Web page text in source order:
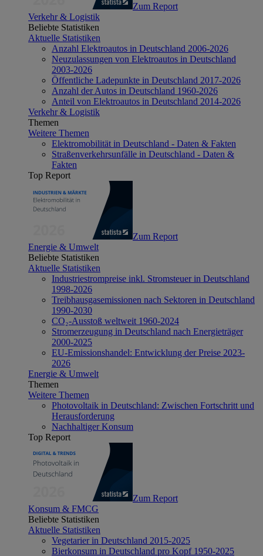
Zum Report
Verkehr & Logistik
Beliebte Statistiken
Aktuelle Statistiken
Anzahl Elektroautos in Deutschland 2006-2026
Neuzulassungen von Elektroautos in Deutschland
2003-2026
Öffentliche Ladepunkte in Deutschland 2017-2026
Anzahl der Autos in Deutschland 1960-2026
Anteil von Elektroautos in Deutschland 2014-2026
Verkehr & Logistik
Themen
Weitere Themen
Elektromobilität in Deutschland - Daten & Fakten
Straßenverkehrsunfälle in Deutschland - Daten &
Fakten
Top Report
Zum Report
Energie & Umwelt
Beliebte Statistiken
Aktuelle Statistiken
Industriestrompreise inkl. Stromsteuer in Deutschland
1998-2026
Treibhausgasemissionen nach Sektoren in Deutschland
1990-2030
CO₂-Ausstoß weltweit 1960-2024
Stromerzeugung in Deutschland nach Energieträger
2000-2025
EU-Emissionshandel: Entwicklung der Preise 2023-
2026
Energie & Umwelt
Themen
Weitere Themen
Photovoltaik in Deutschland: Zwischen Fortschritt und
Herausforderung
Nachhaltiger Konsum
Top Report
Zum Report
Konsum & FMCG
Beliebte Statistiken
Aktuelle Statistiken
Vegetarier in Deutschland 2015-2025
Bierkonsum in Deutschland pro Kopf 1950-2025